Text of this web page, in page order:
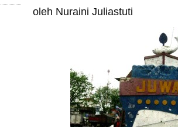
oleh Nuraini Juliastuti